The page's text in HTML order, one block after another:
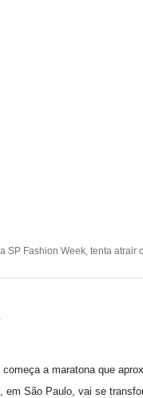
SP Fashion Week, tenta
começa a maratona que
em São Paulo, vai se